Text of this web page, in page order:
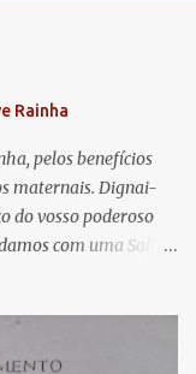
Rainha
pelos benefícios
maternais. Dignai-
do vosso poderoso
com uma Salve
olhos